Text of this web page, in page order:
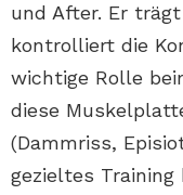
und After. Er
kontrolliert die
wichtige Rolle
diese
(Dammriss,
gezieltes